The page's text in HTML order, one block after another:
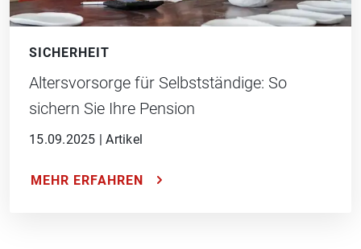
SICHERHEIT
Altersvorsorge für Selbstständige: So
sichern Sie Ihre Pension
15.09.2025 |Artikel
MEHR ERFAHREN